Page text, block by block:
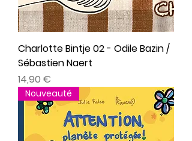
Charlotte Bintje 02 - Odile Bazin /
Sébastien Naert
Prix
14,90 €
Nouveauté